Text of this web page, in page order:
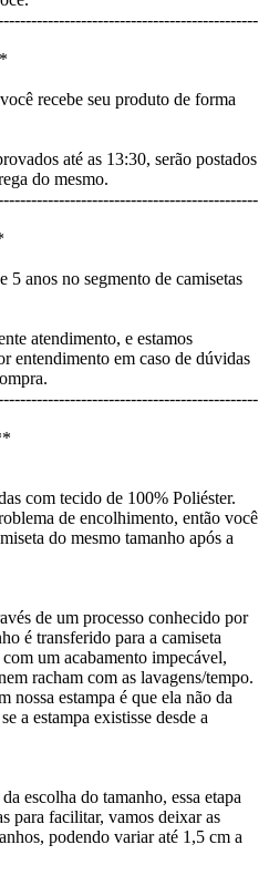
recebe seu produto de forma
até as 13:30, serão postados
do mesmo.
5 anos no segmento de camisetas
atendimento, e estamos
entendimento em caso de dúvidas
com tecido de 100% Poliéster.
de encolhimento, então você
do mesmo tamanho após a
de um processo conhecido por
é transferido para a camiseta
um acabamento impecável,
racham com as lavagens/tempo.
estampa é que ela não da
a estampa existisse desde a
escolha do tamanho, essa etapa
para facilitar, vamos deixar as
podendo variar até 1,5 cm a